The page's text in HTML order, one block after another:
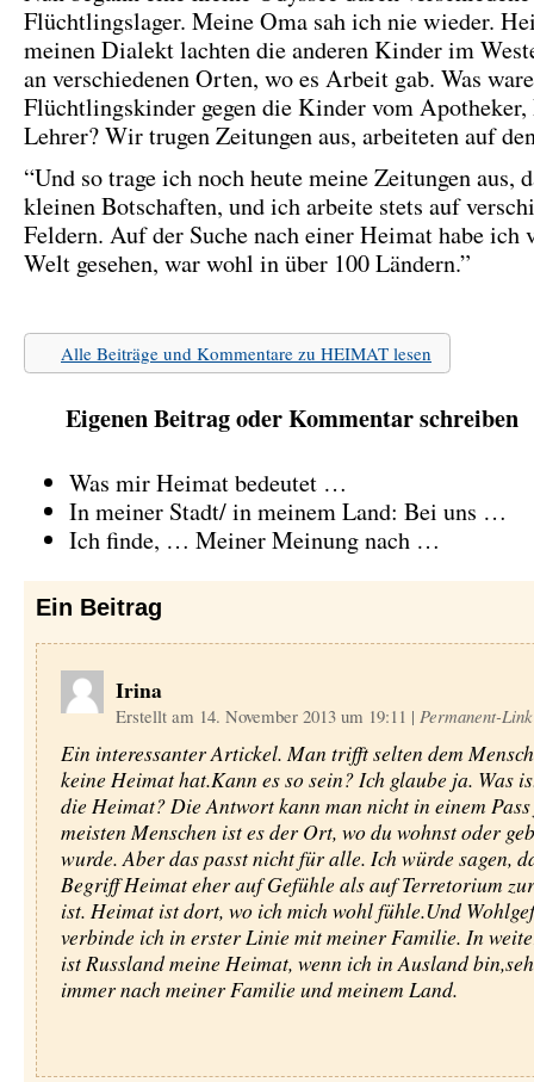
Flüchtlingslager. Meine Oma sah ich nie wieder.
meinen Dialekt lachten die anderen Kinder im
an verschiedenen Orten, wo es Arbeit gab. Was
Flüchtlingskinder gegen die Kinder vom Apotheker,
Lehrer? Wir trugen Zeitungen aus, arbeiteten auf
“Und so trage ich noch heute meine Zeitungen aus,
kleinen Botschaften, und ich arbeite stets auf
Feldern. Auf der Suche nach einer Heimat habe ich
Welt gesehen, war wohl in über 100 Ländern.”
Alle Beiträge und Kommentare zu HEIMAT lesen
Eigenen Beitrag oder Kommentar schreiben
Was mir Heimat bedeutet …
In meiner Stadt/ in meinem Land: Bei uns …
Ich finde, … Meiner Meinung nach …
Ein Beitrag
Irina
Erstellt am 14. November 2013 um 19:11 | Permanent-Link
Ein interessanter Artickel. Man trifft selten dem
keine Heimat hat.Kann es so sein? Ich glaube ja. Was
die Heimat? Die Antwort kann man nicht in einem
meisten Menschen ist es der Ort, wo du wohnst oder
wurde. Aber das passt nicht für alle. Ich würde sagen,
Begriff Heimat eher auf Gefühle als auf Terretorium
ist. Heimat ist dort, wo ich mich wohl fühle.Und
verbinde ich in erster Linie mit meiner Familie. In
ist Russland meine Heimat, wenn ich in Ausland
immer nach meiner Familie und meinem Land.